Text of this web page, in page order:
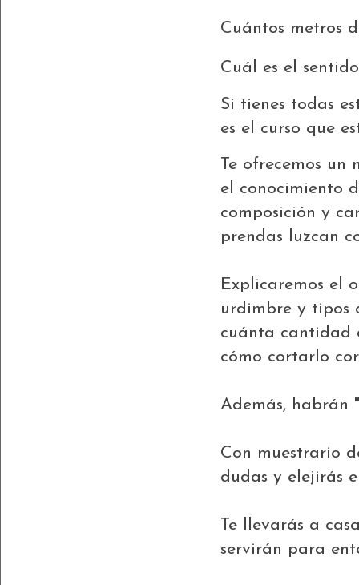
Cuántos metros
Cuál es el
Si tienes todas
es el curso que
Te ofrecemos un
el conocimiento
composición y
prendas luzcan
Explicaremos el
urdimbre y tipos
cuánta cantidad
cómo cortarlo
Además, habrán
Con muestrario
dudas y elejirás
Te llevarás a
servirán para